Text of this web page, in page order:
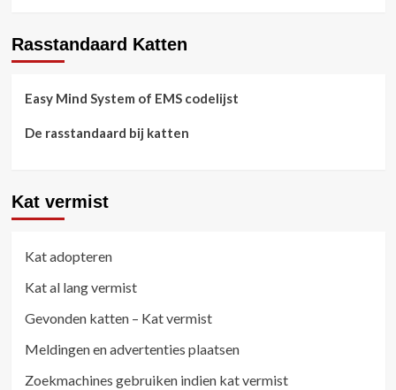
Rasstandaard Katten
Easy Mind System of EMS codelijst
De rasstandaard bij katten
Kat vermist
Kat adopteren
Kat al lang vermist
Gevonden katten – Kat vermist
Meldingen en advertenties plaatsen
Zoekmachines gebruiken indien kat vermist